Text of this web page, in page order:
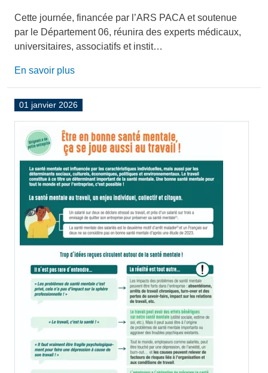
Cette journée, financée par l’ARS PACA et soutenue
par le Département 06, réunira des experts médicaux,
universitaires, associatifs et instit…
En savoir plus
01 janvier 2026